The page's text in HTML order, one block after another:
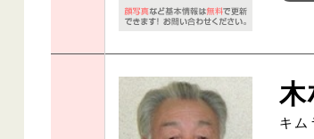
木
キム